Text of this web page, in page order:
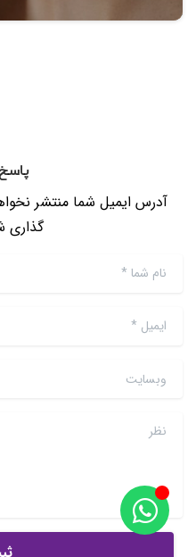
آدرس ایمیل شما منتشر
گذاری
نام شما *
ایمیل *
وبسایت
نظر